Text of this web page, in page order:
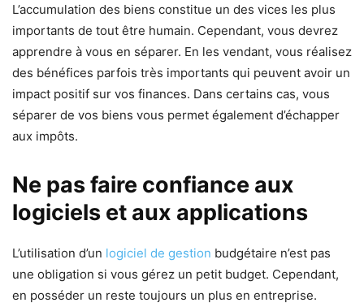
L’accumulation des biens constitue un des vices les plus
importants de tout être humain. Cependant, vous devrez
apprendre à vous en séparer. En les vendant, vous réalisez
des bénéfices parfois très importants qui peuvent avoir un
impact positif sur vos finances. Dans certains cas, vous
séparer de vos biens vous permet également d’échapper
aux impôts.
Ne pas faire confiance aux
logiciels et aux applications
L’utilisation d’un logiciel de gestion budgétaire n’est pas
une obligation si vous gérez un petit budget. Cependant,
en posséder un reste toujours un plus en entreprise.